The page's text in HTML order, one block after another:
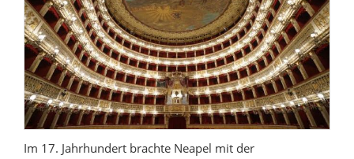
Im 17. Jahrhundert brachte Neapel mit der